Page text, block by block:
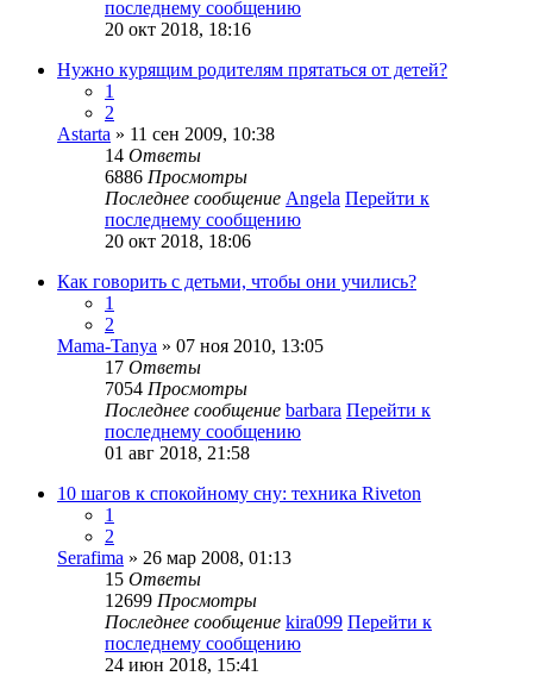
последнему сообщению
20 окт 2018, 18:16
Нужно курящим родителям прятаться от детей?
1
2
Astarta » 11 сен 2009, 10:38
14 Ответы
6886 Просмотры
Последнее сообщение Angela Перейти к
последнему сообщению
20 окт 2018, 18:06
Как говорить с детьми, чтобы они учились?
1
2
Mama-Tanya » 07 ноя 2010, 13:05
17 Ответы
7054 Просмотры
Последнее сообщение barbara Перейти к
последнему сообщению
01 авг 2018, 21:58
10 шагов к спокойному сну: техника Riveton
1
2
Serafima » 26 мар 2008, 01:13
15 Ответы
12699 Просмотры
Последнее сообщение kira099 Перейти к
последнему сообщению
24 июн 2018, 15:41